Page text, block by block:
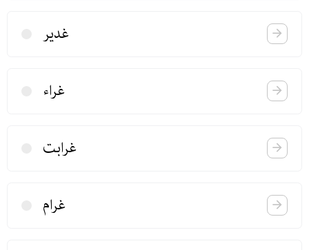
غدیر
غراء
غرابت
غرام